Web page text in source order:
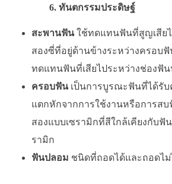
6. ทันตกรรมประดิษฐ์
สะพานฟันใช้ทดแทนฟันที่สูญเสีย
สองซี่ที่อยู่ด้านข้างระหว่างครอบ
ทดแทนฟันที่เสียไประหว่างช่องฟั
ครอบฟันเป็นการบูรณะฟันที่ได้รับ
แตกหักจากการใช้งานหรือการสบ
สองแบบเซรามิกที่สีใกล้เคียงกับฟั
รามิก
ฟันปลอม ชนิดที่ถอดได้และถอดไม่